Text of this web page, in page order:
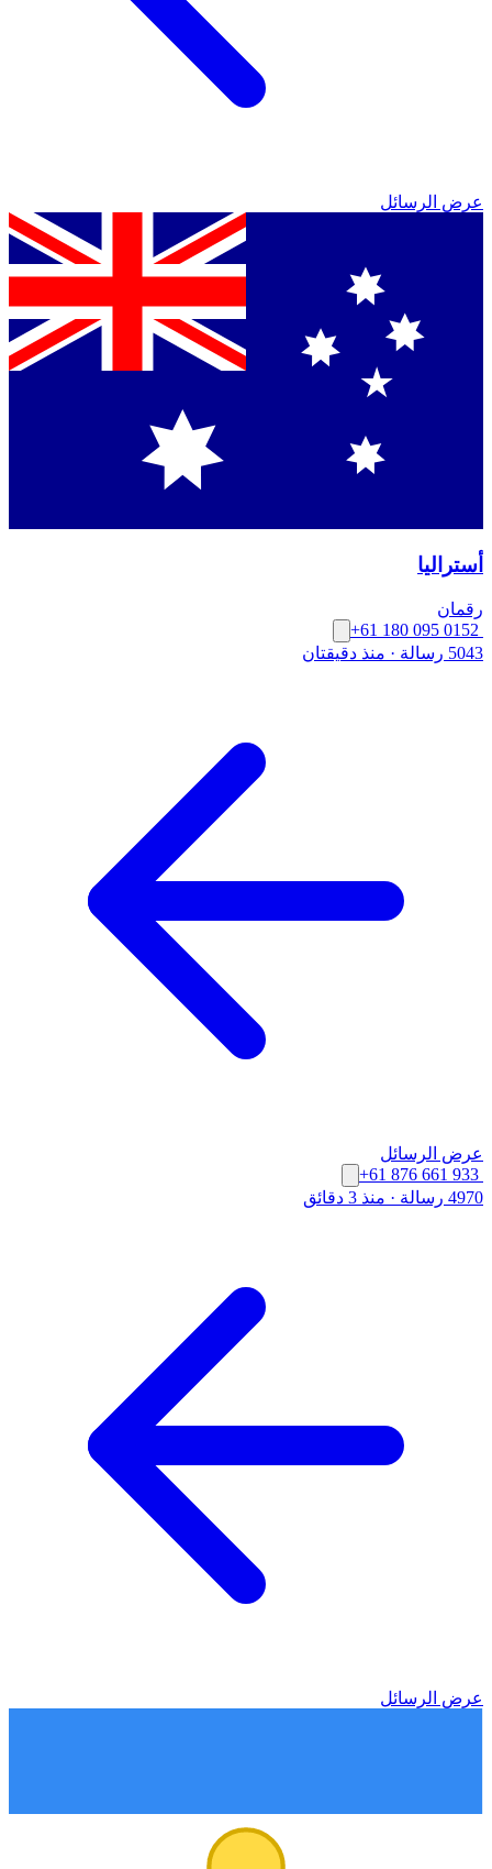
عرض الرسائل
أستراليا
رقمان
+61 180 095 0152
5043 رسالة
· منذ دقيقتان
عرض الرسائل
+61 876 661 933
4970 رسالة
· منذ 3 دقائق
عرض الرسائل